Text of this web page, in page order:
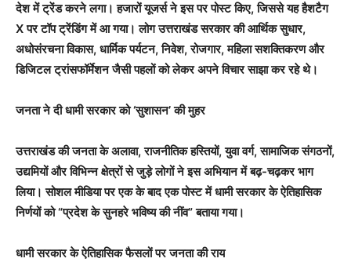
देश में ट्रेंड करने लगा। हजारों यूजर्स ने इस पर पोस्ट किए, जिससे यह हैशटैग
X पर टॉप ट्रेंडिंग में आ गया। लोग उत्तराखंड सरकार की आर्थिक सुधार,
अधोसंरचना विकास, धार्मिक पर्यटन, निवेश, रोजगार, महिला सशक्तिकरण और
डिजिटल ट्रांसफॉर्मेशन जैसी पहलों को लेकर अपने विचार साझा कर रहे थे।
जनता ने दी धामी सरकार को ‘सुशासन’ की मुहर
उत्तराखंड की जनता के अलावा, राजनीतिक हस्तियों, युवा वर्ग, सामाजिक संगठनों,
उद्यमियों और विभिन्न क्षेत्रों से जुड़े लोगों ने इस अभियान में बढ़-चढ़कर भाग
लिया। सोशल मीडिया पर एक के बाद एक पोस्ट में धामी सरकार के ऐतिहासिक
निर्णयों को “प्रदेश के सुनहरे भविष्य की नींव” बताया गया।
धामी सरकार के ऐतिहासिक फैसलों पर जनता की राय